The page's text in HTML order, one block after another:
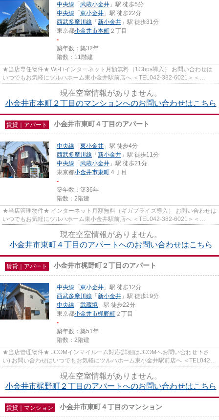
中央線 「 武蔵小金井 」駅 徒歩5分
中央線 「 東小金井 」駅 徒歩22分
西武多摩川線 「 新小金井 」駅 徒歩31分
東京都小金井市本町 ２丁目
-
築年数：築32年
階数：11階建
★当店専任物件★ Wi-Fiインターネット月額無料（1Gbps導入） お問い合わせは
いつでもお気軽にツルハホーム東小金井駅前店へ ＜TEL042-382-6021＞＜
現在空室情報がありません。
小金井市本町２丁目のマンションへのお問い合わせはこちら
賃貸｜アパート 小金井市東町４丁目のアパート
中央線 「 東小金井 」駅 徒歩4分
西武多摩川線 「 新小金井 」駅 徒歩11分
中央線 「 武蔵小金井 」駅 徒歩21分
東京都小金井市東町 ４丁目
-
築年数：築36年
階数：2階建
★当店管理物件★ インターネット月額無料（ギガプライズ導入） お問い合わせは
いつでもお気軽にツルハホーム東小金井駅前店へ ＜TEL042-382-6021＞＜
現在空室情報がありません。
小金井市東町４丁目のアパートへのお問い合わせはこちら
賃貸｜アパート 小金井市梶野町２丁目のアパート
中央線 「 東小金井 」駅 徒歩12分
西武多摩川線 「 新小金井 」駅 徒歩19分
中央線 「 武蔵境 」駅 徒歩22分
東京都小金井市梶野町 ２丁目
-
築年数：築51年
階数：2階建
★当店管理物件★ JCOMインマイルーム対応(詳細はJCOMへお問い合わせ下さ
い) お問い合わせはいつでもお気軽にツルハホーム東小金井駅前店へ ＜TEL042-
現在空室情報がありません。
小金井市梶野町２丁目のアパートへのお問い合わせはこちら
賃貸｜マンション 小金井市東町４丁目のマンション